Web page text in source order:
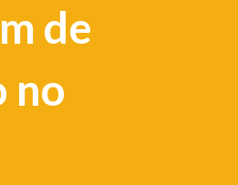
de
no